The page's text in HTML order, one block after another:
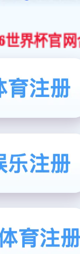
官网合作